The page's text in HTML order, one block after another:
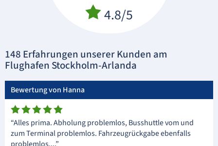
4.8/5
148 Erfahrungen unserer Kunden am
Flughafen Stockholm-Arlanda
Bewertung von Hanna
“Alles prima. Abholung problemlos, Busshuttle vom und
zum Terminal problemlos. Fahrzeugrückgabe ebenfalls